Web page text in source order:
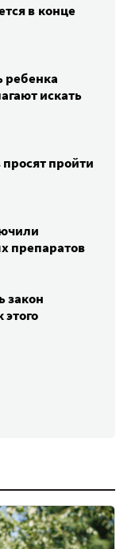
в конце
ребенка
искать
пройти
препаратов
закон